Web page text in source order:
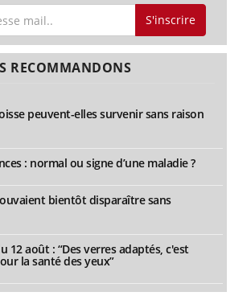
S'inscrire
RECOMMANDONS
peuvent-elles survenir sans raison
: normal ou signe d’une maladie ?
bientôt disparaître sans
12 août : “Des verres adaptés, c'est
la santé des yeux”